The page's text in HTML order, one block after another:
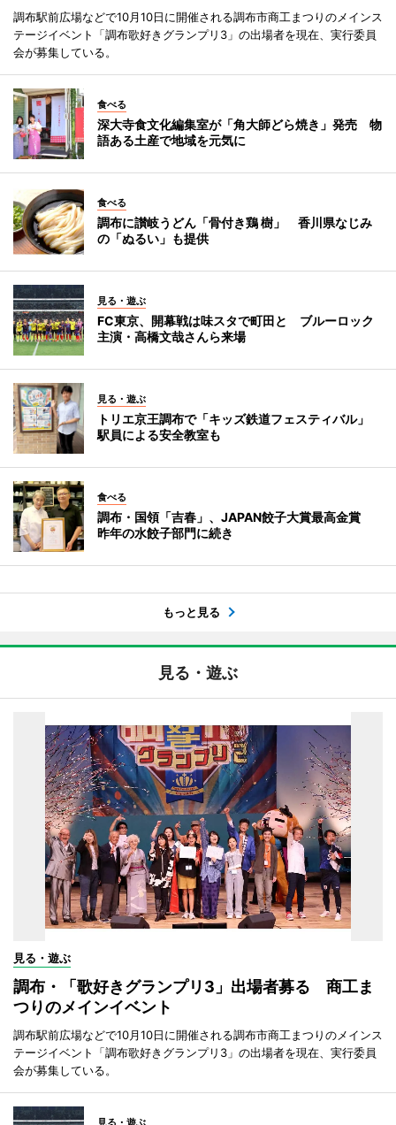
調布駅前広場などで10月10日に開催される調布市商工まつりのメインス
テージイベント「調布歌好きグランプリ3」の出場者を現在、実行委員
会が募集している。
食べる
深大寺食文化編集室が「角大師どら焼き」発売 物
語ある土産で地域を元気に
食べる
調布に讃岐うどん「骨付き鶏 樹」 香川県なじみ
の「ぬるい」も提供
見る・遊ぶ
FC東京、開幕戦は味スタで町田と ブルーロック
主演・高橋文哉さんら来場
見る・遊ぶ
トリエ京王調布で「キッズ鉄道フェスティバル」
駅員による安全教室も
食べる
調布・国領「吉春」、JAPAN餃子大賞最高金賞
昨年の水餃子部門に続き
もっと見る
見る・遊ぶ
見る・遊ぶ
調布・「歌好きグランプリ3」出場者募る 商工ま
つりのメインイベント
調布駅前広場などで10月10日に開催される調布市商工まつりのメインス
テージイベント「調布歌好きグランプリ3」の出場者を現在、実行委員
会が募集している。
見る・遊ぶ